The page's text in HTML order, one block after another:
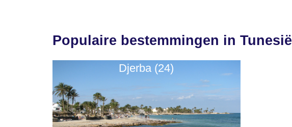
Populaire bestemmingen in Tunesië
Djerba (24)